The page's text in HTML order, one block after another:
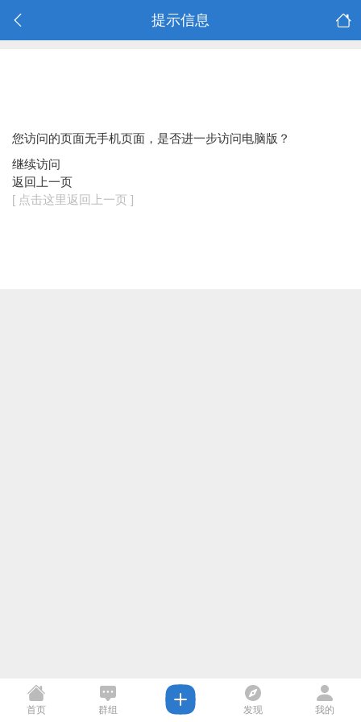
提示信息
您访问的页面无手机页面，是否进一步访问电脑版？
继续访问
返回上一页
[ 点击这里返回上一页 ]
首页 群组 发现 我的